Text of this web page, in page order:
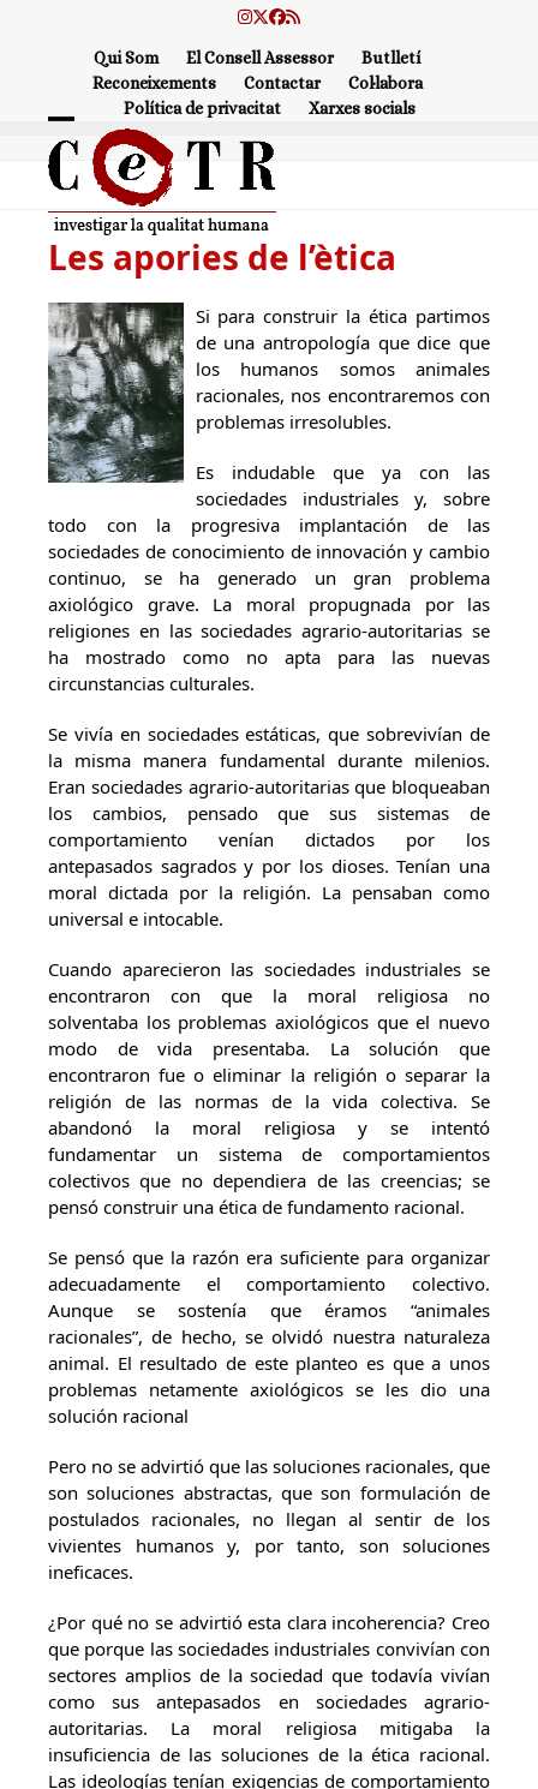
Instagram
Twitter
Facebook
RSS
Qui Som El Consell Assessor
Butlletí
Reconeixements
Contactar
Col·labora
Política de privacitat
Xarxes socials
Open
mobile
menu
Close
mobile
menu
Les apories de l’ètica
Si para construir la ética partimos
de una antropología que dice que
los humanos somos animales
racionales, nos encontraremos con
problemas irresolubles.
Es indudable que ya con las
sociedades industriales y, sobre
todo con la progresiva implantación de las
sociedades de conocimiento de innovación y cambio
continuo, se ha generado un gran problema
axiológico grave. La moral propugnada por las
religiones en las sociedades agrario-autoritarias se
ha mostrado como no apta para las nuevas
circunstancias culturales.
Se vivía en sociedades estáticas, que sobrevivían de
la misma manera fundamental durante milenios.
Eran sociedades agrario-autoritarias que bloqueaban
los cambios, pensado que sus sistemas de
comportamiento venían dictados por los
antepasados sagrados y por los dioses. Tenían una
moral dictada por la religión. La pensaban como
universal e intocable.
Cuando aparecieron las sociedades industriales se
encontraron con que la moral religiosa no
solventaba los problemas axiológicos que el nuevo
modo de vida presentaba. La solución que
encontraron fue o eliminar la religión o separar la
religión de las normas de la vida colectiva. Se
abandonó la moral religiosa y se intentó
fundamentar un sistema de comportamientos
colectivos que no dependiera de las creencias; se
pensó construir una ética de fundamento racional.
Se pensó que la razón era suficiente para organizar
adecuadamente el comportamiento colectivo.
Aunque se sostenía que éramos “animales
racionales”, de hecho, se olvidó nuestra naturaleza
animal. El resultado de este planteo es que a unos
problemas netamente axiológicos se les dio una
solución racional
Pero no se advirtió que las soluciones racionales, que
son soluciones abstractas, que son formulación de
postulados racionales, no llegan al sentir de los
vivientes humanos y, por tanto, son soluciones
ineficaces.
¿Por qué no se advirtió esta clara incoherencia? Creo
que porque las sociedades industriales convivían con
sectores amplios de la sociedad que todavía vivían
como sus antepasados en sociedades agrario-
autoritarias. La moral religiosa mitigaba la
insuficiencia de las soluciones de la ética racional.
Las ideologías tenían exigencias de comportamiento